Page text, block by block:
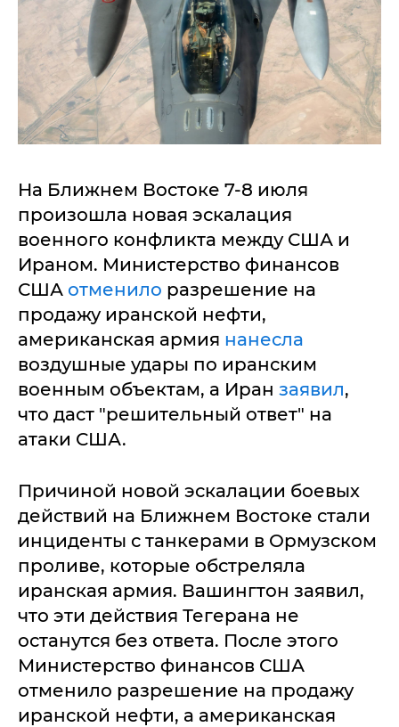
На Ближнем Востоке 7-8 июля
произошла новая эскалация
военного конфликта между США и
Ираном. Министерство финансов
США отменило разрешение на
продажу иранской нефти,
американская армия нанесла
воздушные удары по иранским
военным объектам, а Иран заявил,
что даст "решительный ответ" на
атаки США.
Причиной новой эскалации боевых
действий на Ближнем Востоке стали
инциденты с танкерами в Ормузском
проливе, которые обстреляла
иранская армия. Вашингтон заявил,
что эти действия Тегерана не
останутся без ответа. После этого
Министерство финансов США
отменило разрешение на продажу
иранской нефти, а американская